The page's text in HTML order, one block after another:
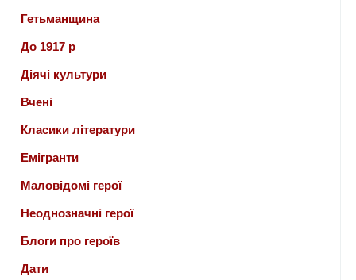
Гетьманщина
До 1917 р
Діячі культури
Вчені
Класики літератури
Емігранти
Маловідомі герої
Неоднозначні герої
Блоги про героїв
Дати